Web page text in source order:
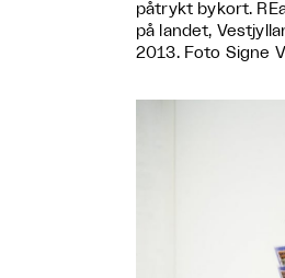
påtrykt bykort.
på landet,
2013. Foto Signe